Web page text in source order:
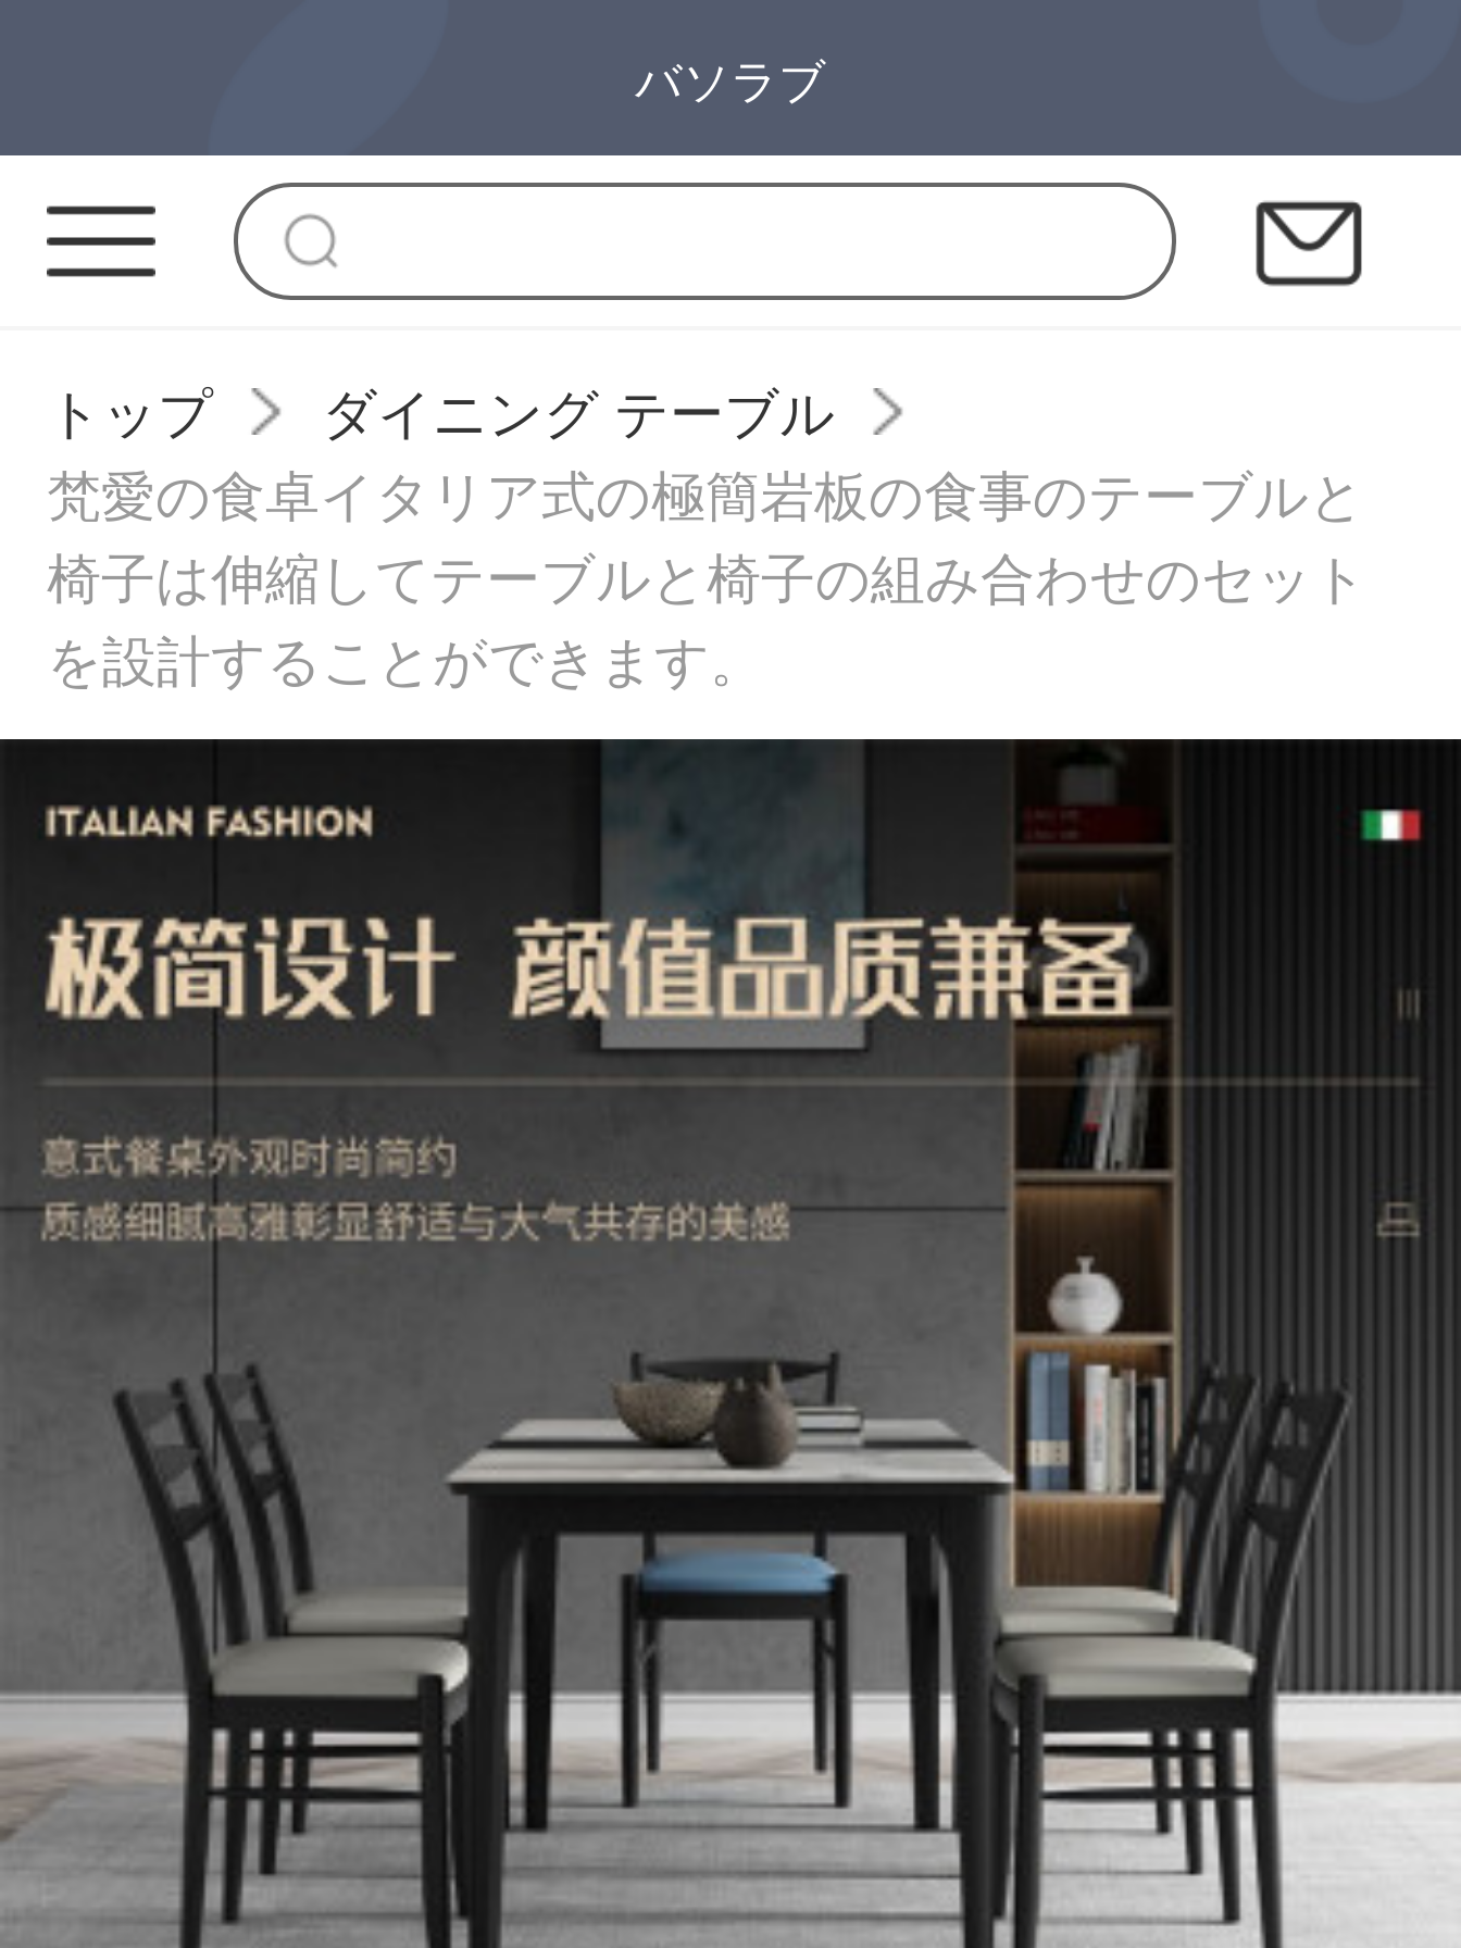
バソラブ
トップ
ダイニング テーブル
梵愛の食卓イタリア式の極簡岩板の食事のテーブルと
椅子は伸縮してテーブルと椅子の組み合わせのセット
を設計することができます。